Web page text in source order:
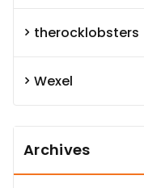
therocklobsters
Wexel
Archives